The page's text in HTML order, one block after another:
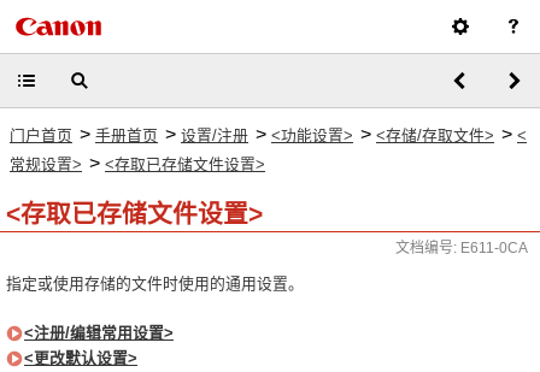
门户首页 > 手册首页 > 设置/注册 > <功能设置> > <存储/存取文件> > <
常规设置> > <存取已存储文件设置>
<存取已存储文件设置>
文档编号: E611-0CA
指定或使用存储的文件时使用的通用设置。
<注册/编辑常用设置>
<更改默认设置>